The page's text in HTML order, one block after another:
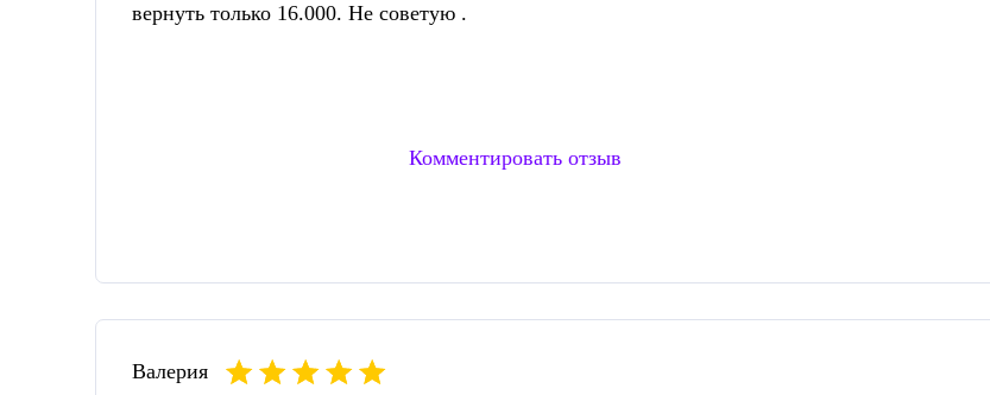
вернуть только 16.000. Не советую .
Комментировать отзыв
Валерия